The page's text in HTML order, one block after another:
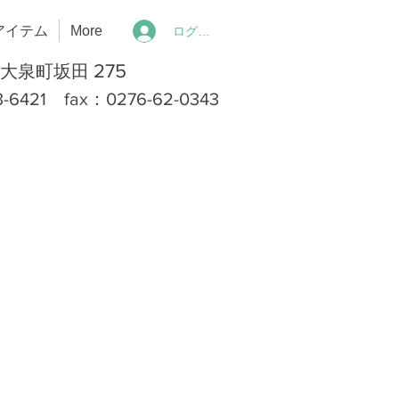
イテム More ログイン
泉町坂田 275
fax：0276-62-0343